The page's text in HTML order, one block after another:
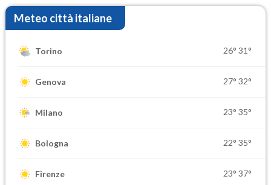
Meteo città italiane
Torino 26° 31°
Genova 27° 32°
Milano 23° 35°
Bologna 22° 35°
Firenze 23° 37°